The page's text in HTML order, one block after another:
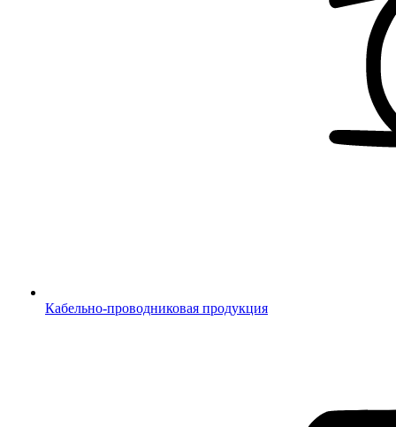
Кабельно-проводниковая продукция